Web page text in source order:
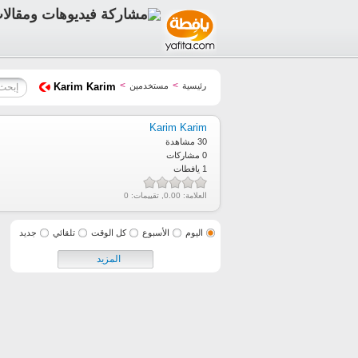
رئيسية > مستخدمين >
Karim Karim
Karim Karim
30 مشاهدة
0 مشاركات
1 يافطات
العلامة: 0.00 , تقييمات: 0
اليوم الأسبوع كل الوقت تلقائي جديد
المزيد